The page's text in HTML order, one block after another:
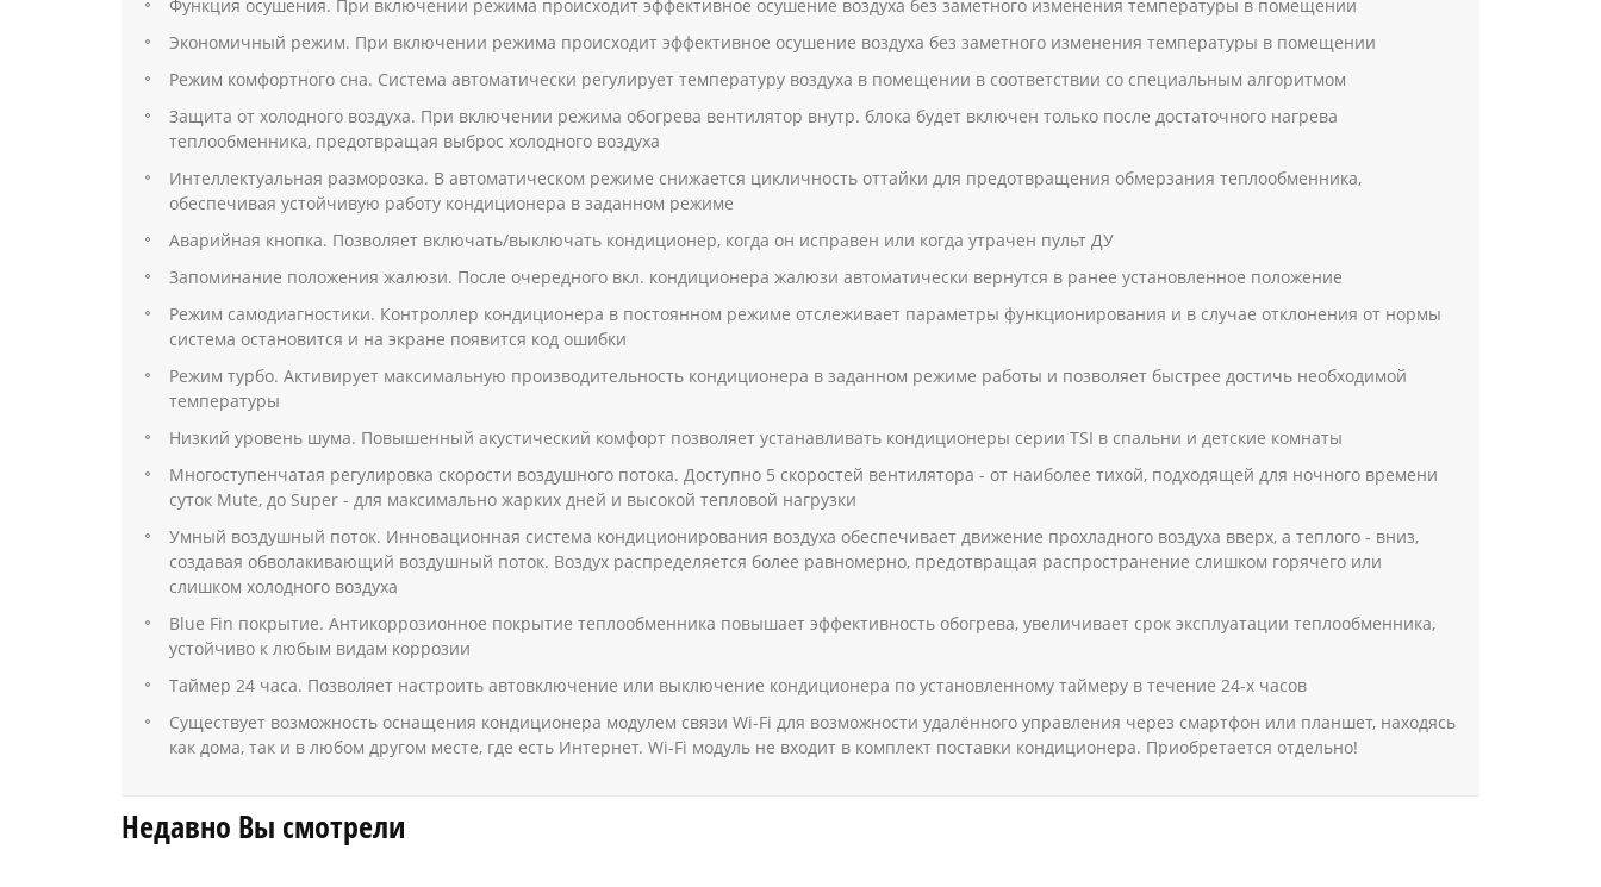
Функция осушения. При включении режима происходит эффективное осушение воздуха без заметного изменения температуры в помещении
Экономичный режим. При включении режима происходит эффективное осушение воздуха без заметного изменения температуры в помещении
Режим комфортного сна. Система автоматически регулирует температуру воздуха в помещении в соответствии со специальным алгоритмом
Защита от холодного воздуха. При включении режима обогрева вентилятор внутр. блока будет включен только после достаточного нагрева
теплообменника, предотвращая выброс холодного воздуха
Интеллектуальная разморозка. В автоматическом режиме снижается цикличность оттайки для предотвращения обмерзания теплообменника,
обеспечивая устойчивую работу кондиционера в заданном режиме
Аварийная кнопка. Позволяет включать/выключать кондиционер, когда он исправен или когда утрачен пульт ДУ
Запоминание положения жалюзи. После очередного вкл. кондиционера жалюзи автоматически вернутся в ранее установленное положение
Режим самодиагностики. Контроллер кондиционера в постоянном режиме отслеживает параметры функционирования и в случае отклонения от нормы
система остановится и на экране появится код ошибки
Режим турбо. Активирует максимальную производительность кондиционера в заданном режиме работы и позволяет быстрее достичь необходимой
температуры
Низкий уровень шума. Повышенный акустический комфорт позволяет устанавливать кондиционеры серии TSI в спальни и детские комнаты
Многоступенчатая регулировка скорости воздушного потока. Доступно 5 скоростей вентилятора - от наиболее тихой, подходящей для ночного времени
суток Mute, до Super - для максимально жарких дней и высокой тепловой нагрузки
Умный воздушный поток. Инновационная система кондиционирования воздуха обеспечивает движение прохладного воздуха вверх, а теплого - вниз,
создавая обволакивающий воздушный поток. Воздух распределяется более равномерно, предотвращая распространение слишком горячего или
слишком холодного воздуха
Blue Fin покрытие. Антикоррозионное покрытие теплообменника повышает эффективность обогрева, увеличивает срок эксплуатации теплообменника,
устойчиво к любым видам коррозии
Таймер 24 часа. Позволяет настроить автовключение или выключение кондиционера по установленному таймеру в течение 24-х часов
Существует возможность оснащения кондиционера модулем связи Wi-Fi для возможности удалённого управления через смартфон или планшет, находясь
как дома, так и в любом другом месте, где есть Интернет. Wi-Fi модуль не входит в комплект поставки кондиционера. Приобретается отдельно!
Недавно Вы смотрели